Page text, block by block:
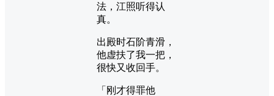
法，江照听得认
真。
出殿时石阶青滑，
他虚扶了我一把，
很快又收回手。
「刚才得罪他